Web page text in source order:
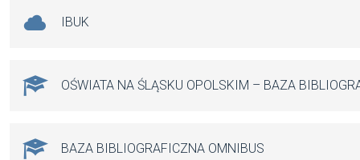
IBUK
OŚWIATA NA ŚLĄSKU OPOLSKIM – BAZA
BAZA BIBLIOGRAFICZNA OMNIBUS